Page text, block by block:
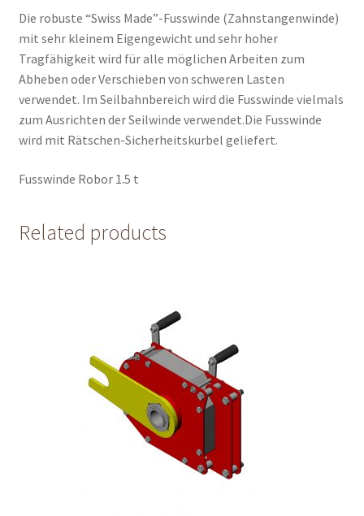
Die robuste “Swiss Made”-Fusswinde (Zahnstangenwinde)
mit sehr kleinem Eigengewicht und sehr hoher
Tragfähigkeit wird für alle möglichen Arbeiten zum
Abheben oder Verschieben von schweren Lasten
verwendet. Im Seilbahnbereich wird die Fusswinde vielmals
zum Ausrichten der Seilwinde verwendet.Die Fusswinde
wird mit Rätschen-Sicherheitskurbel geliefert.
Fusswinde Robor 1.5 t
Related products